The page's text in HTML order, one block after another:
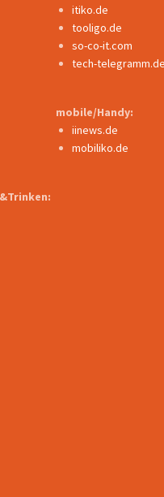
itiko.de
tooligo.de
so-co-it.com
tech-telegramm.de
mobile/Handy:
iinews.de
mobiliko.de